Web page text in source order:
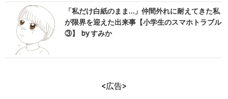
「私だけ白紙のまま…」仲間外れに耐えてきた私
が限界を迎えた出来事【小学生のスマホトラブル
③】 by すみか
<広告>